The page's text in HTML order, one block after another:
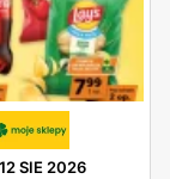
12 SIE 2026